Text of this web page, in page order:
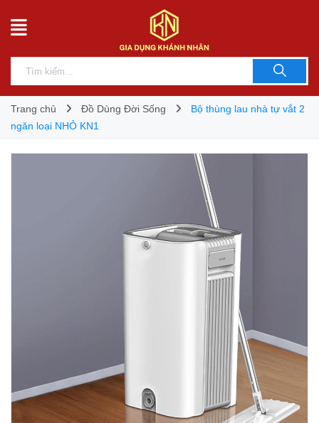
Trang chủ Đồ Dùng Đời Sống
Bộ thùng lau nhà tự vắt 2
ngăn loại NHỎ KN1